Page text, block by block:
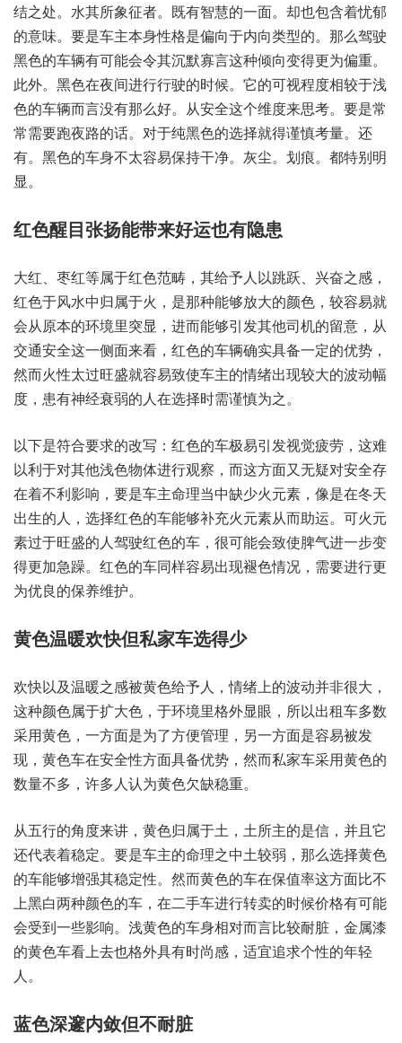
结之处。水其所象征者。既有智慧的一面。却也包含着忧郁
的意味。要是车主本身性格是偏向于内向类型的。那么驾驶
黑色的车辆有可能会令其沉默寡言这种倾向变得更为偏重。
此外。黑色在夜间进行行驶的时候。它的可视程度相较于浅
色的车辆而言没有那么好。从安全这个维度来思考。要是常
常需要跑夜路的话。对于纯黑色的选择就得谨慎考量。还
有。黑色的车身不太容易保持干净。灰尘。划痕。都特别明
显。
红色醒目张扬能带来好运也有隐患
大红、枣红等属于红色范畴，其给予人以跳跃、兴奋之感，
红色于风水中归属于火，是那种能够放大的颜色，较容易就
会从原本的环境里突显，进而能够引发其他司机的留意，从
交通安全这一侧面来看，红色的车辆确实具备一定的优势，
然而火性太过旺盛就容易致使车主的情绪出现较大的波动幅
度，患有神经衰弱的人在选择时需谨慎为之。
以下是符合要求的改写：红色的车极易引发视觉疲劳，这难
以利于对其他浅色物体进行观察，而这方面又无疑对安全存
在着不利影响，要是车主命理当中缺少火元素，像是在冬天
出生的人，选择红色的车能够补充火元素从而助运。可火元
素过于旺盛的人驾驶红色的车，很可能会致使脾气进一步变
得更加急躁。红色的车同样容易出现褪色情况，需要进行更
为优良的保养维护。
黄色温暖欢快但私家车选得少
欢快以及温暖之感被黄色给予人，情绪上的波动并非很大，
这种颜色属于扩大色，于环境里格外显眼，所以出租车多数
采用黄色，一方面是为了方便管理，另一方面是容易被发
现，黄色车在安全性方面具备优势，然而私家车采用黄色的
数量不多，许多人认为黄色欠缺稳重。
从五行的角度来讲，黄色归属于土，土所主的是信，并且它
还代表着稳定。要是车主的命理之中土较弱，那么选择黄色
的车能够增强其稳定性。然而黄色的车在保值率这方面比不
上黑白两种颜色的车，在二手车进行转卖的时候价格有可能
会受到一些影响。浅黄色的车身相对而言比较耐脏，金属漆
的黄色车看上去也格外具有时尚感，适宜追求个性的年轻
人。
蓝色深邃内敛但不耐脏